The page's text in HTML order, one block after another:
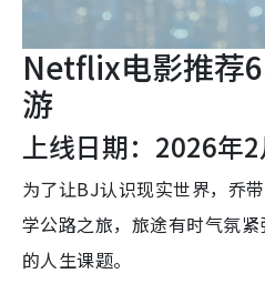
Netflix电影推荐
游
上线日期：2026年
为了让BJ认识现实世界，乔
学公路之旅，旅途有时气氛
的人生课题。